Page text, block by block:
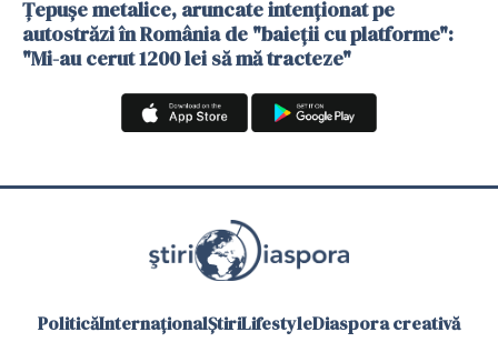
Țepușe metalice, aruncate intenționat pe
autostrăzi în România de "baieții cu platforme":
"Mi-au cerut 1200 lei să mă tracteze"
PoliticăInternaționalȘtiriLifestyleDiaspora creativă